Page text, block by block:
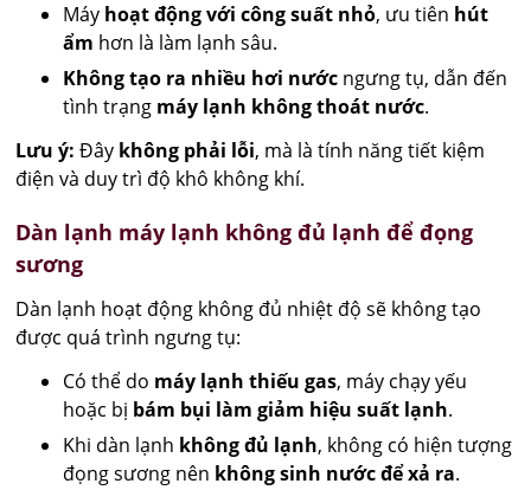
Máy hoạt động với công suất nhỏ, ưu tiên hút
ẩm hơn là làm lạnh sâu.
Không tạo ra nhiều hơi nước ngưng tụ, dẫn đến
tình trạng máy lạnh không thoát nước.
Lưu ý: Đây không phải lỗi, mà là tính năng tiết kiệm
điện và duy trì độ khô không khí.
Dàn lạnh máy lạnh không đủ lạnh để đọng
sương
Dàn lạnh hoạt động không đủ nhiệt độ sẽ không tạo
được quá trình ngưng tụ:
Có thể do máy lạnh thiếu gas, máy chạy yếu
hoặc bị bám bụi làm giảm hiệu suất lạnh.
Khi dàn lạnh không đủ lạnh, không có hiện tượng
đọng sương nên không sinh nước để xả ra.